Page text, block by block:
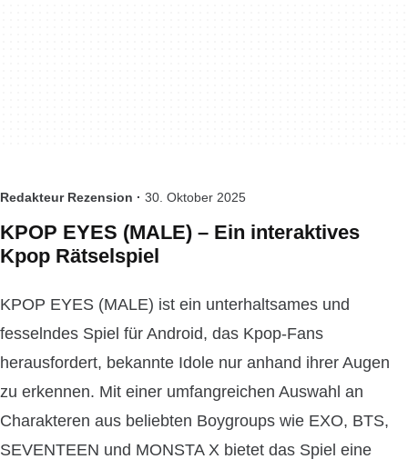
Redakteur Rezension · 30. Oktober 2025
KPOP EYES (MALE) – Ein interaktives
Kpop Rätselspiel
KPOP EYES (MALE) ist ein unterhaltsames und
fesselndes Spiel für Android, das Kpop-Fans
herausfordert, bekannte Idole nur anhand ihrer Augen
zu erkennen. Mit einer umfangreichen Auswahl an
Charakteren aus beliebten Boygroups wie EXO, BTS,
SEVENTEEN und MONSTA X bietet das Spiel eine